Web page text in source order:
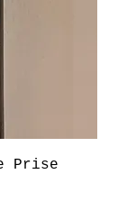
Prise